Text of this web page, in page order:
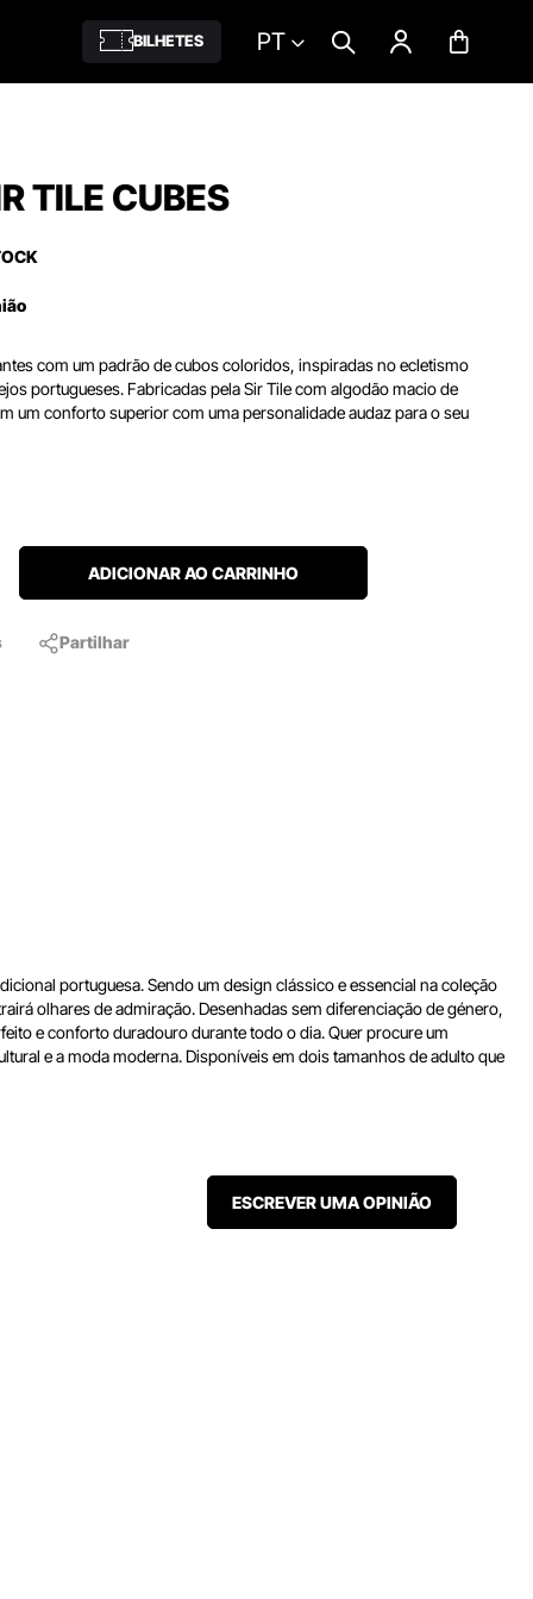
BILHETES PT
TILE CUBES
com um padrão de cubos coloridos, inspiradas no ecletismo
portugueses. Fabricadas pela Sir Tile com algodão macio de
um conforto superior com uma personalidade audaz para o seu
ADICIONAR AO CARRINHO
Partilhar
portuguesa. Sendo um design clássico e essencial na coleção
olhares de admiração. Desenhadas sem diferenciação de género,
e conforto duradouro durante todo o dia. Quer procure um
e a moda moderna. Disponíveis em dois tamanhos de adulto que
ESCREVER UMA OPINIÃO